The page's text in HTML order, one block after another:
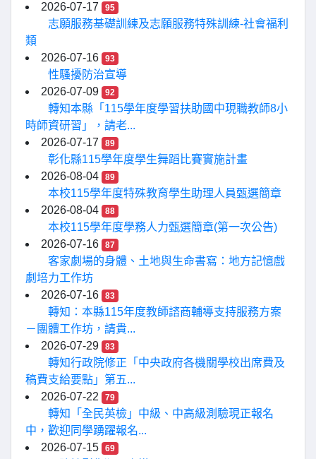
2026-07-17
95
志願服務基礎訓練及志願服務特殊訓練-社會福利
類
2026-07-16
93
性騷擾防治宣導
2026-07-09
92
轉知本縣「115學年度學習扶助國中現職教師8小
時師資研習」，請老...
2026-07-17
89
彰化縣115學年度學生舞蹈比賽實施計畫
2026-08-04
89
本校115學年度特殊教育學生助理人員甄選簡章
2026-08-04
88
本校115學年度學務人力甄選簡章(第一次公告)
2026-07-16
87
客家劇場的身體、土地與生命書寫：地方記憶戲
劇培力工作坊
2026-07-16
83
轉知：本縣115年度教師諮商輔導支持服務方案
－團體工作坊，請貴...
2026-07-29
83
轉知行政院修正「中央政府各機關學校出席費及
稿費支給要點」第五...
2026-07-22
79
轉知「全民英檢」中級、中高級測驗現正報名
中，歡迎同學踴躍報名...
2026-07-15
69